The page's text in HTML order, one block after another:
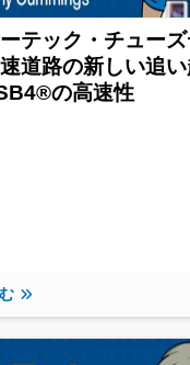
ーテック・チュー
道路の新しい追
の高速性